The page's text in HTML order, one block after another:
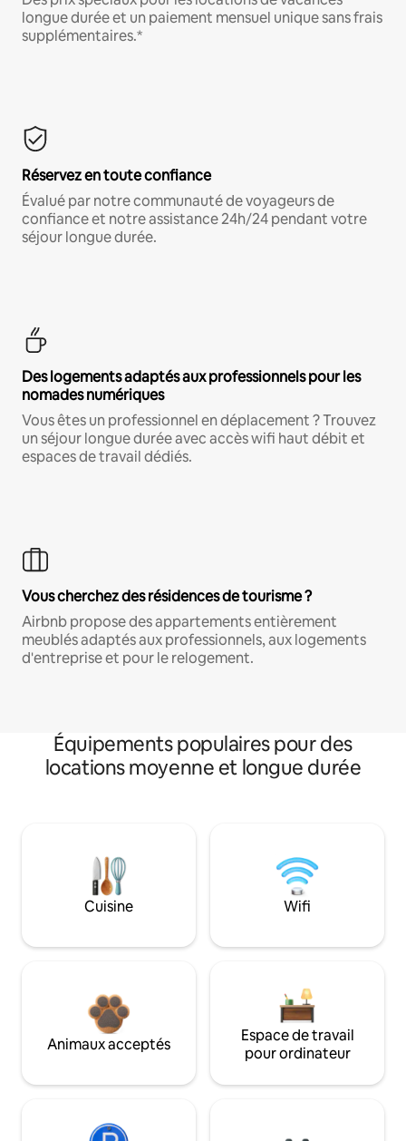
longue durée et un paiement mensuel unique sans frais
supplémentaires.*
Réservez en toute confiance
Évalué par notre communauté de voyageurs de
confiance et notre assistance 24h/24 pendant votre
séjour longue durée.
Des logements adaptés aux professionnels pour les
nomades numériques
Vous êtes un professionnel en déplacement ? Trouvez
un séjour longue durée avec accès wifi haut débit et
espaces de travail dédiés.
Vous cherchez des résidences de tourisme ?
Airbnb propose des appartements entièrement
meublés adaptés aux professionnels, aux logements
d'entreprise et pour le relogement.
Équipements populaires pour des
locations moyenne et longue durée
Cuisine Wifi
Animaux acceptés
Espace de travail
pour ordinateur